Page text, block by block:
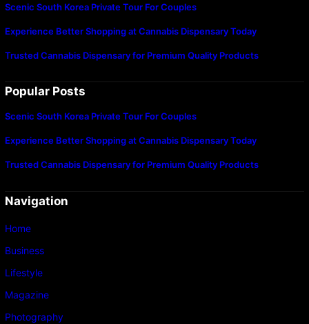
Scenic South Korea Private Tour For Couples
Experience Better Shopping at Cannabis Dispensary Today
Trusted Cannabis Dispensary for Premium Quality Products
Popular Posts
Scenic South Korea Private Tour For Couples
Experience Better Shopping at Cannabis Dispensary Today
Trusted Cannabis Dispensary for Premium Quality Products
Navigation
Home
Business
Lifestyle
Magazine
Photography